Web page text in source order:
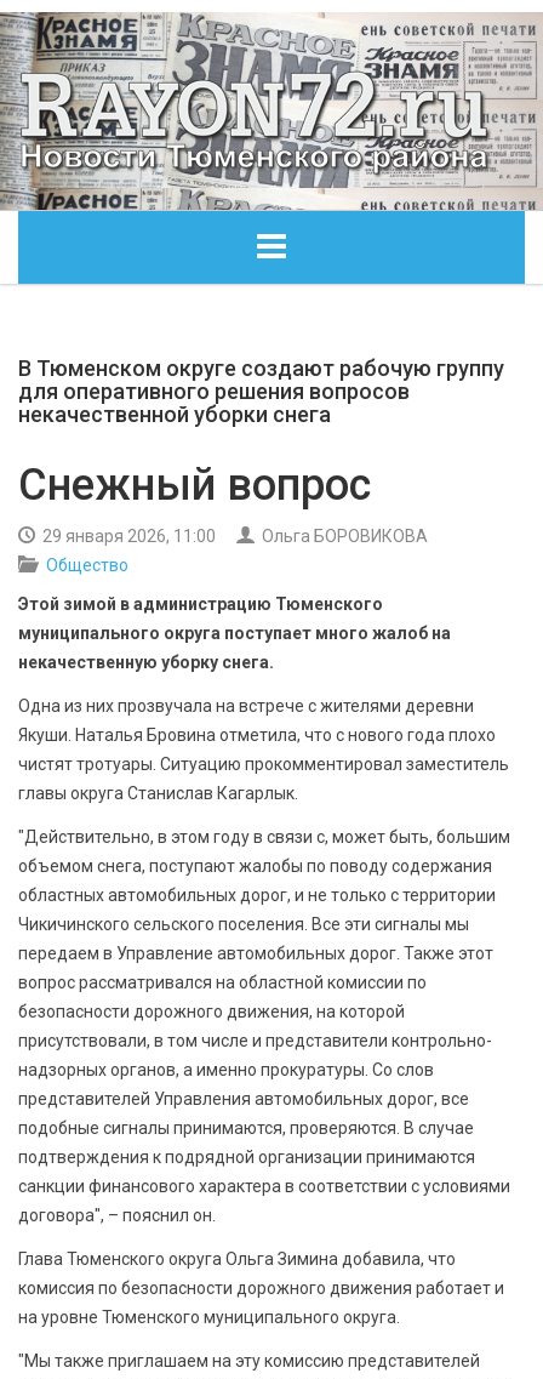
ОБЩЕСТВО
КУЛЬТУРА
БЕЗОПАСНОСТЬ
В Тюменском округе создают рабочую группу
для оперативного решения вопросов
некачественной уборки снега
Снежный вопрос
29 января 2026, 11:00
Ольга БОРОВИКОВА
Общество
Этой зимой в администрацию Тюменского
муниципального округа поступает много жалоб на
некачественную уборку снега.
Одна из них прозвучала на встрече с жителями деревни
Якуши. Наталья Бровина отметила, что с нового года плохо
чистят тротуары. Ситуацию прокомментировал заместитель
главы округа Станислав Кагарлык.
"Действительно, в этом году в связи с, может быть, большим
объемом снега, поступают жалобы по поводу содержания
областных автомобильных дорог, и не только с территории
Чикичинского сельского поселения. Все эти сигналы мы
передаем в Управление автомобильных дорог. Также этот
вопрос рассматривался на областной комиссии по
безопасности дорожного движения, на которой
присутствовали, в том числе и представители контрольно-
надзорных органов, а именно прокуратуры. Со слов
представителей Управления автомобильных дорог, все
подобные сигналы принимаются, проверяются. В случае
подтверждения к подрядной организации принимаются
санкции финансового характера в соответствии с условиями
договора", – пояснил он.
Глава Тюменского округа Ольга Зимина добавила, что
комиссия по безопасности дорожного движения работает и
на уровне Тюменского муниципального округа.
"Мы также приглашаем на эту комиссию представителей